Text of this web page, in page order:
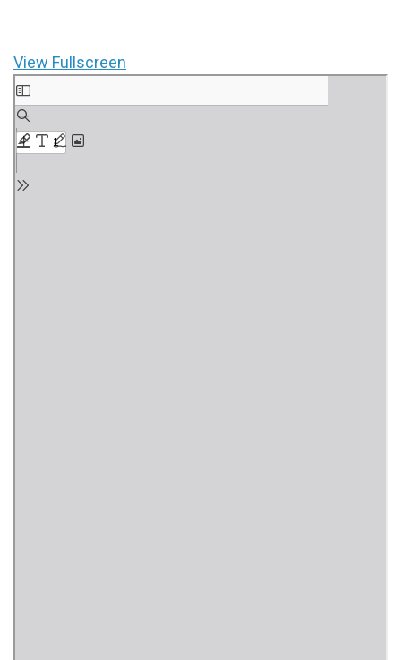
View Fullscreen
Saltar
al
contenido
del
PDF